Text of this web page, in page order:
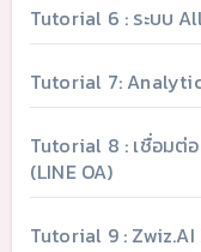
Tutorial 6 : ระบบ
Tutorial 7:
Tutorial 8 : เชื่อมต่
(LINE OA)
Tutorial 9 :